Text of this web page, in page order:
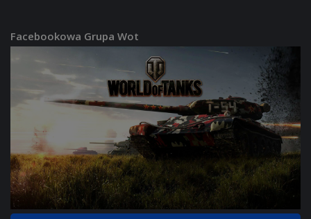
Facebookowa Grupa Wot